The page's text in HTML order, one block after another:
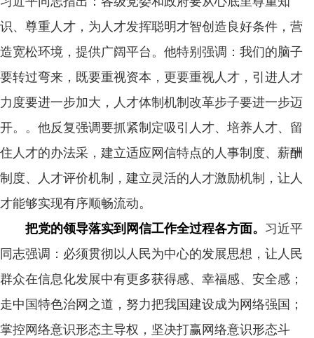
识、尊重人才，为人才发挥聪明才智创造良好条件，营
造宽松环境，提供广阔平台。他特别强调：我们的脑子
要转过弯来，既要重视资本，更要重视人才，引进人才
力度要进一步加大，人才体制机制改革步子要进一步迈
开。。他反复强调要抓紧制定吸引人才、培养人才、留
住人才的办法采，建立适应网信特点的人事制度、薪酬
制度、人才评价机制，建立灵活的人才激励机制，让人
才能够实现有序顺畅流动。
把党的领导落实到网信工作全过程各方面。 习近平
同志强调：必须贯彻以人民为中心的发展思想，让人民
群众在信息化发展中有更多获得感、幸福感、安全感；
走中国特色治网之道，努力把我国建设成为网络强国；
掌控网络意识形态主导权，坚决打赢网络意识形态斗